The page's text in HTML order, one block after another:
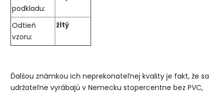
podkladu:
Odtieň
vzoru:
žltý
Ďalšou známkou ich neprekonateľnej kvality je fakt, že sa
udržateľne vyrábajú v Nemecku stopercentne bez PVC,